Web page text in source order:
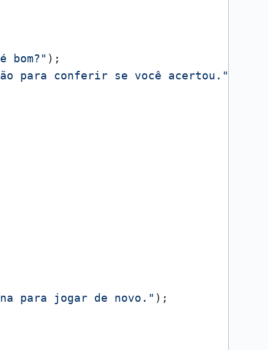
bom?" );
para conferir se você acertou."
para jogar de novo." );